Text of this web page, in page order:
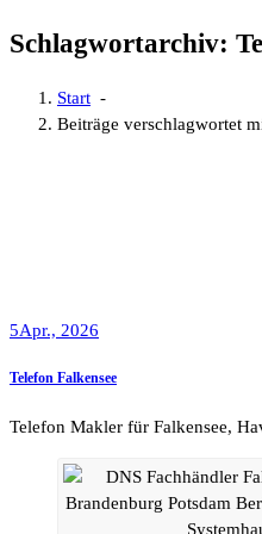
Schlagwortarchiv:
Start -
Beiträge verschlagwortet
5Apr., 2026
Telefon Falkensee
Telefon Makler für Falkensee,